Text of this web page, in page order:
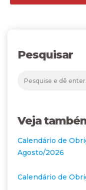
Pesquisar
Veja
Calendário de
Agosto/2026
Calendário de